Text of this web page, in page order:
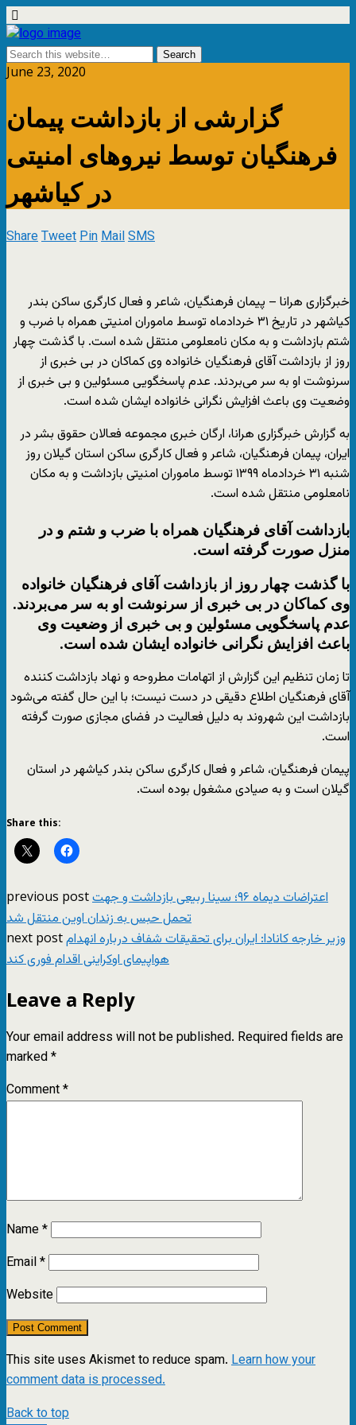
June 23, 2020
گزارشی از بازداشت پیمان
فرهنگیان توسط نیروهای امنیتی
در کیاشهر
ShareTweetPinMailSMS
خبرگزاری هرانا – پیمان فرهنگیان، شاعر و فعال کارگری ساکن بندر
کیاشهر در تاریخ ۳۱ خردادماه توسط ماموران امنیتی همراه با ضرب و
شتم بازداشت و به مکان نامعلومی منتقل شده است. با گذشت چهار
روز از بازداشت آقای فرهنگیان خانواده وی کماکان در بی خبری از
سرنوشت او به سر می‌بردند. عدم پاسخگویی مسئولین و بی خبری از
وضعیت وی باعث افزایش نگرانی خانواده ایشان شده است.
به گزارش خبرگزاری هرانا، ارگان خبری مجموعه فعالان حقوق بشر در
ایران، پیمان فرهنگیان، شاعر و فعال کارگری ساکن استان گیلان روز
شنبه ۳۱ خردادماه ۱۳۹۹ توسط ماموران امنیتی بازداشت و به مکان
نامعلومی منتقل شده است.
بازداشت آقای فرهنگیان همراه با ضرب و شتم و در
منزل صورت گرفته است.
با گذشت چهار روز از بازداشت آقای فرهنگیان خانواده
وی کماکان در بی خبری از سرنوشت او به سر می‌بردند.
عدم پاسخگویی مسئولین و بی خبری از وضعیت وی
باعث افزایش نگرانی خانواده ایشان شده است.
تا زمان تنظیم این گزارش از اتهامات مطروحه و نهاد بازداشت کننده
آقای فرهنگیان اطلاع دقیقی در دست نیست؛ با این حال گفته می‌شود
بازداشت این شهروند به دلیل فعالیت در فضای مجازی صورت گرفته
است.
پیمان فرهنگیان، شاعر و فعال کارگری ساکن بندر کیاشهر در استان
گیلان است و به صیادی مشغول بوده است.
Share this:
previous postاعتراضات دیماه ۹۶؛ سینا ربیعی بازداشت و جهت
تحمل حبس به زندان اوین منتقل شد
next postوزیر خارجه کانادا:‌ ایران برای تحقیقات شفاف درباره انهدام
هواپیمای اوکراینی اقدام فوری کند
Leave a Reply
Your email address will not be published. Required fields are
marked*
Comment*
Name*
Email*
Website
This site uses Akismet to reduce spam. Learn how your
comment data is processed.
Back to top